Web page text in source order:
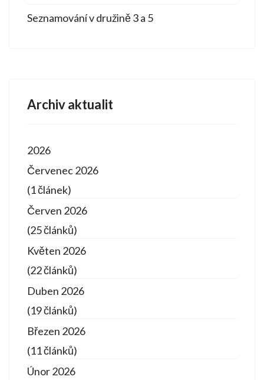
Seznamování v družině 3 a 5
Archiv aktualit
2026
Červenec 2026
(1 článek)
Červen 2026
(25 článků)
Květen 2026
(22 článků)
Duben 2026
(19 článků)
Březen 2026
(11 článků)
Únor 2026